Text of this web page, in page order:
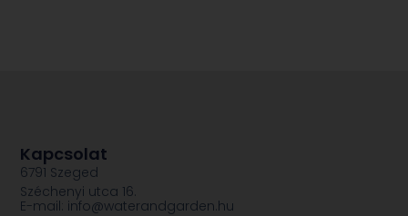
Kapcsolat
6791 Szeged
Széchenyi utca 16.
E-mail: info@waterandgarden.hu